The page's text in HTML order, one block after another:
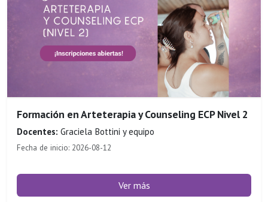
Formación en Arteterapia y Counseling ECP Nivel 2
Docentes: Graciela Bottini y equipo
Fecha de inicio: 2026-08-12
Ver más